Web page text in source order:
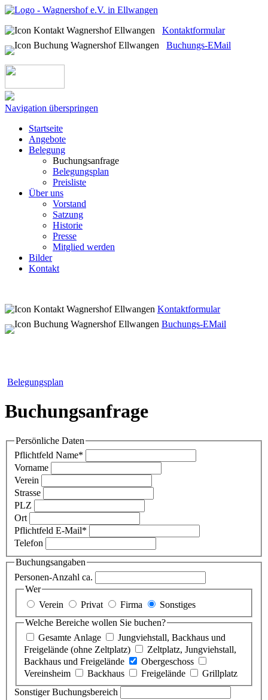
Kontaktformular
Buchungs-EMail
Navigation überspringen
Startseite
Angebote
Belegung
Buchungsanfrage
Belegungsplan
Preisliste
Über uns
Vorstand
Satzung
Historie
Presse
Mitglied werden
Bilder
Kontakt
Kontaktformular
Buchungs-EMail
Belegungsplan
Buchungsanfrage
Persönliche Daten
Pflichtfeld Name*
Vorname
Verein
Strasse
PLZ
Ort
Pflichtfeld E-Mail*
Telefon
Buchungsangaben
Personen-Anzahl ca.
Wer
Verein
Privat Firma
Sonstiges
Welche Bereiche wollen Sie buchen?
Gesamte Anlage
Jungviehstall, Backhaus und
Freigelände (ohne Zeltplatz)
Zeltplatz, Jungviehstall,
Backhaus und Freigelände
Obergeschoss
Vereinsheim
Backhaus Freigelände
Grillplatz
Sonstiger Buchungsbereich